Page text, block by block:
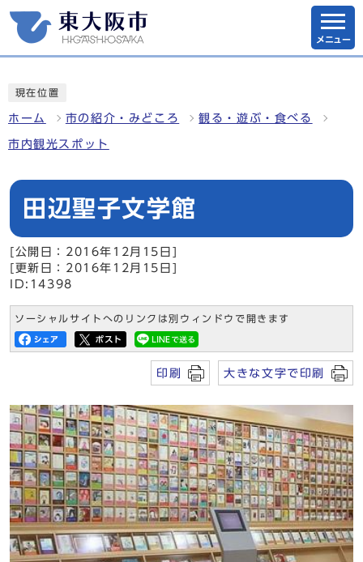
メニュー
現在位置
ホーム 市の紹介・みどころ 観る・遊ぶ・食べる
市内観光スポット
田辺聖子文学館
[公開日：2016年12月15日]
[更新日：2016年12月15日]
ID:14398
ソーシャルサイトへのリンクは別ウィンドウで開きます
印刷 大きな文字で印刷